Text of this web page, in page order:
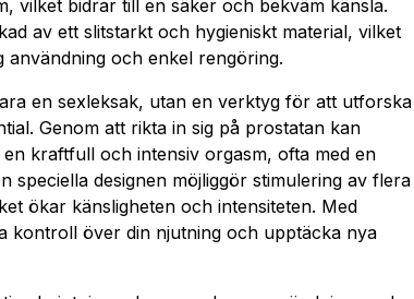
vilket bidrar till en säker och bekväm känsla.
av ett slitstarkt och hygieniskt material, vilket
användning och enkel rengöring.
en sexleksak, utan en verktyg för att utforska
Genom att rikta in sig på prostatan kan
kraftfull och intensiv orgasm, ofta med en
speciella designen möjliggör stimulering av flera
ökar känsligheten och intensiteten. Med
kontroll över din njutning och upptäcka nya